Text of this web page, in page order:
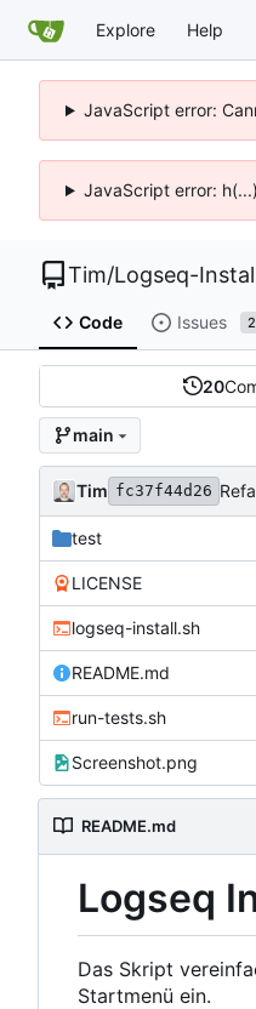
Explore Help
JavaScript error:
JavaScript error:
Tim/Logseq-
Code Issues 2
20
main
Tim fc37f44d26
test
LICENSE
logseq-install.sh
README.md
run-tests.sh
Screenshot.png
README.md
Logseq
Das Skript
Startmenü ein.